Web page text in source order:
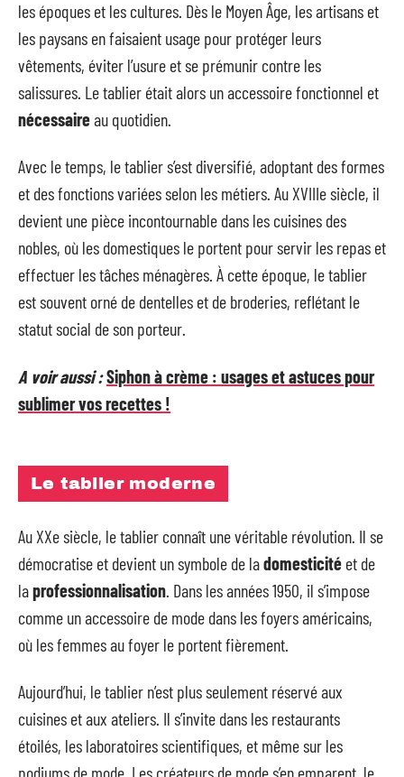
les époques et les cultures. Dès le Moyen Âge, les artisans et
les paysans en faisaient usage pour protéger leurs
vêtements, éviter l’usure et se prémunir contre les
salissures. Le tablier était alors un accessoire fonctionnel et
nécessaireau quotidien.
Avec le temps, le tablier s’est diversifié, adoptant des formes
et des fonctions variées selon les métiers. Au XVIIIe siècle, il
devient une pièce incontournable dans les cuisines des
nobles, où les domestiques le portent pour servir les repas et
effectuer les tâches ménagères. À cette époque, le tablier
est souvent orné de dentelles et de broderies, reflétant le
statut social de son porteur.
A voir aussi :Siphon à crème : usages et astuces pour
sublimer vos recettes !
Le tablier moderne
Au XXe siècle, le tablier connaît une véritable révolution. Il se
démocratise et devient un symbole de ladomesticité et de
laprofessionnalisation . Dans les années 1950, il s’impose
comme un accessoire de mode dans les foyers américains,
où les femmes au foyer le portent fièrement.
Aujourd’hui, le tablier n’est plus seulement réservé aux
cuisines et aux ateliers. Il s’invite dans les restaurants
étoilés, les laboratoires scientifiques, et même sur les
podiums de mode. Les créateurs de mode s’en emparent, le